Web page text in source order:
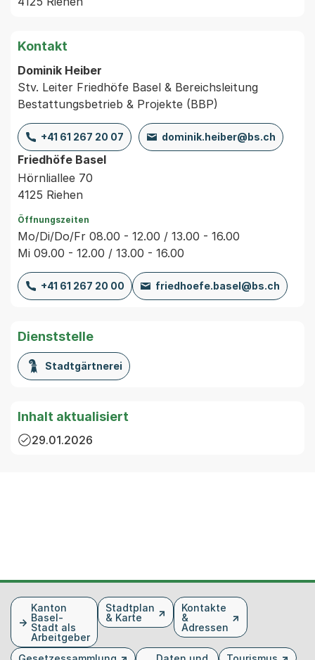
Kontakt
Dominik Heiber
Stv. Leiter Friedhöfe Basel & Bereichsleitung
Bestattungsbetrieb & Projekte (BBP)
+41 61 267 20 07 dominik.heiber@bs.ch
Friedhöfe Basel
Hörnliallee 70
4125 Riehen
Öffnungszeiten
Mo/Di/Do/Fr 08.00 - 12.00 / 13.00 - 16.00
Mi 09.00 - 12.00 / 13.00 - 16.00
+41 61 267 20 00 friedhoefe.basel@bs.ch
Dienststelle
Stadtgärtnerei
Inhalt aktualisiert
29.01.2026
FusszeileKanton
Basel-
Stadt als
Arbeitgeber
Stadtplan
& Karte
Kontakte
&
Adressen